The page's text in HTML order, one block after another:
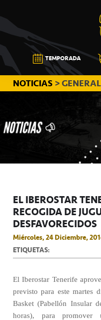
a
la
navegación
principal
al
contenido
principal
a
la
barra
lateral
principal
CB
CANARIAS
TEMPORADA
NOTICIAS > GENERAL
EL IBEROSTAR
RECOGIDA DE
DESFAVORECIDOS
Miércoles, 24 Diciembre,
ETIQUETAS:
El Iberostar Tenerife
previsto para este martes
Basket (Pabellón Insular
horas), para promover